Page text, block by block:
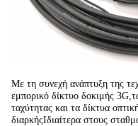
Με τη συνεχή ανάπτυξη της
εμπορικό δίκτυο δοκιμής
ταχύτητας και τα δίκτυα
διαρκήςΙδιαίτερα στους